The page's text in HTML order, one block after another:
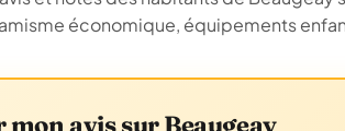
économique, équipements
mon avis sur Beaugeay